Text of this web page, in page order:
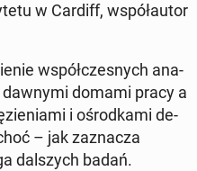
w Cardiff, współ­au­tor
współ­cze­snych ana­
domami pracy a
i ośrod­ka­mi de­
– jak za­zna­cza
dal­szych badań.